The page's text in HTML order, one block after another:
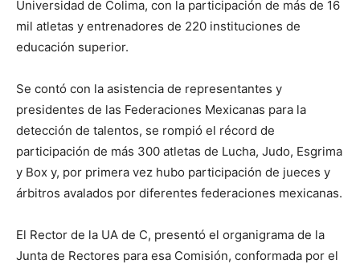
Universidad de Colima, con la participación de más de 16
mil atletas y entrenadores de 220 instituciones de
educación superior.
Se contó con la asistencia de representantes y
presidentes de las Federaciones Mexicanas para la
detección de talentos, se rompió el récord de
participación de más 300 atletas de Lucha, Judo, Esgrima
y Box y, por primera vez hubo participación de jueces y
árbitros avalados por diferentes federaciones mexicanas.
El Rector de la UA de C, presentó el organigrama de la
Junta de Rectores para esa Comisión, conformada por el